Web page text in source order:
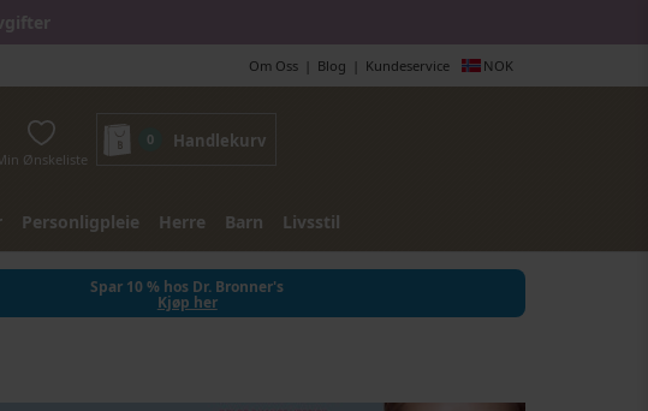
NOK
Om Oss Blog Kundeservice
Ønskeliste
0 Handlekurv
Personligpleie Herre Barn Livsstil
Spar 10 % hos Dr. Bronner's
Kjøp her